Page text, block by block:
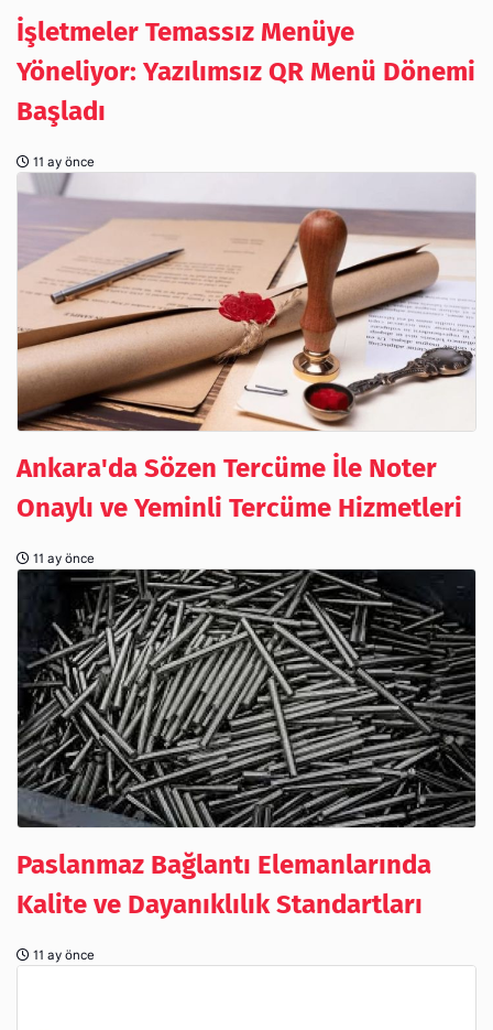
İşletmeler Temassız Menüye
Yöneliyor: Yazılımsız QR Menü Dönemi
Başladı
11 ay önce
Ankara'da Sözen Tercüme İle Noter
Onaylı ve Yeminli Tercüme Hizmetleri
11 ay önce
Paslanmaz Bağlantı Elemanlarında
Kalite ve Dayanıklılık Standartları
11 ay önce